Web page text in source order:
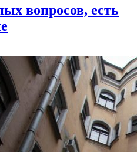
вопросов, есть